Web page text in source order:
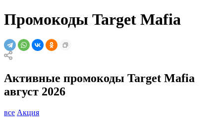
Промокоды Target Mafia
Активные промокоды Target Mafia
август 2026
все Акция